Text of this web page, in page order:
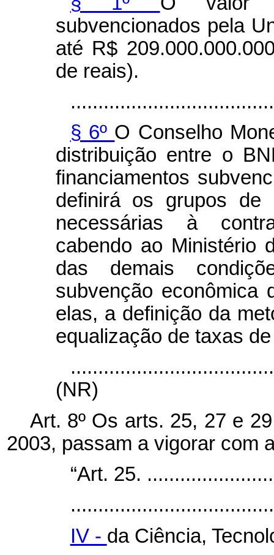
subvencionados pela
até R$
de reais).
§ 6º O Conselho
distribuição entre o
financiamentos
definirá os grupos de
necessárias à
cabendo ao Ministério
das demais
subvenção econômica
elas, a definição da
equalização de taxas
(NR)
Art. 8º Os arts. 25, 27 e
2003, passam a vigorar com
“Art. 25.
IV - da Ciência,